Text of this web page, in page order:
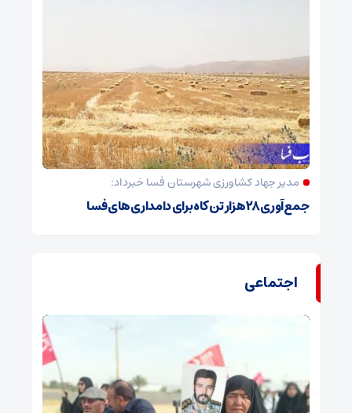
مدیر جهاد کشاورزی شهرستان فسا خبرداد:
جمع‌آوری ۲۸ هزار تن کاه برای دامداری‌های فسا
اجتماعی